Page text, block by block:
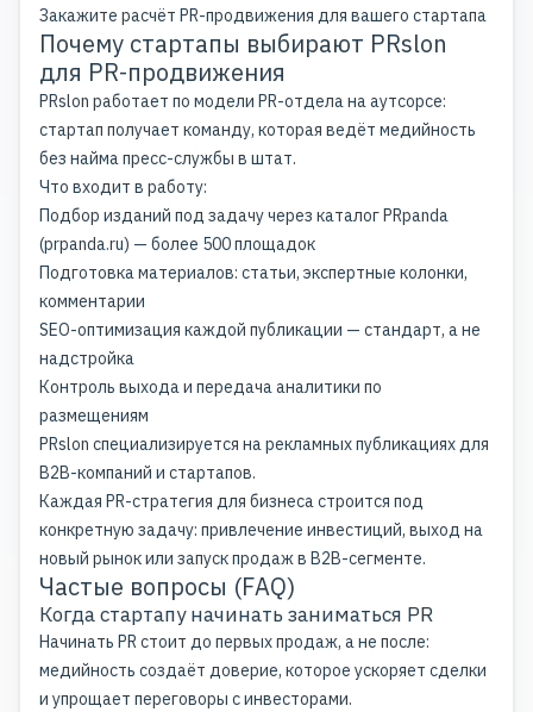
Закажите расчёт PR-продвижения для вашего стартапа
Почему стартапы выбирают PRslon
для PR-продвижения
PRslon работает по модели PR-отдела на аутсорсе:
стартап получает команду, которая ведёт медийность
без найма пресс-службы в штат.
Что входит в работу:
Подбор изданий под задачу через каталог PRpanda
(prpanda.ru) — более 500 площадок
Подготовка материалов: статьи, экспертные колонки,
комментарии
SEO-оптимизация каждой публикации — стандарт, а не
надстройка
Контроль выхода и передача аналитики по
размещениям
PRslon специализируется на рекламных публикациях для
B2B-компаний и стартапов.
Каждая PR-стратегия для бизнесастроится под
конкретную задачу: привлечение инвестиций, выход на
новый рынок или запуск продаж в B2B-сегменте.
Частые вопросы (FAQ)
Когда стартапу начинать заниматься PR
Начинать PR стоит до первых продаж, а не после:
медийность создаёт доверие, которое ускоряет сделки
и упрощает переговоры с инвесторами.